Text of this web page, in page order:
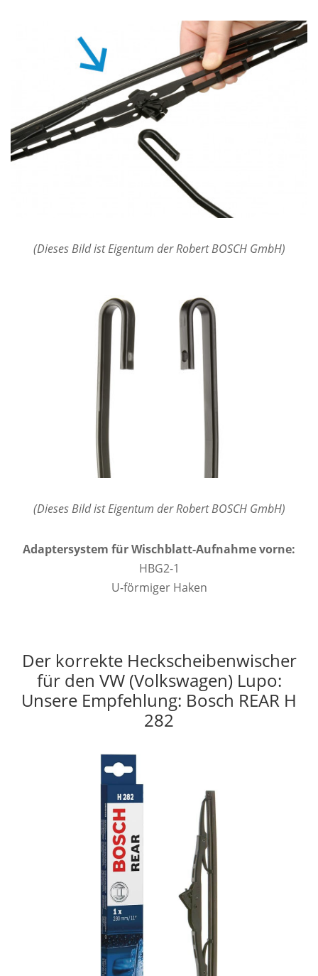
(Dieses Bild ist Eigentum der Robert BOSCH GmbH)
(Dieses Bild ist Eigentum der Robert BOSCH GmbH)
Adaptersystem für Wischblatt-Aufnahme vorne:
HBG2-1
U-förmiger Haken
Der korrekte Heckscheibenwischer
für den VW (Volkswagen) Lupo:
Unsere Empfehlung: Bosch REAR H
282